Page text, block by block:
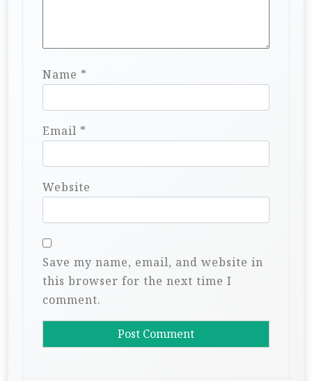
Name *
Email *
Website
Save my name, email, and website in
this browser for the next time I
comment.